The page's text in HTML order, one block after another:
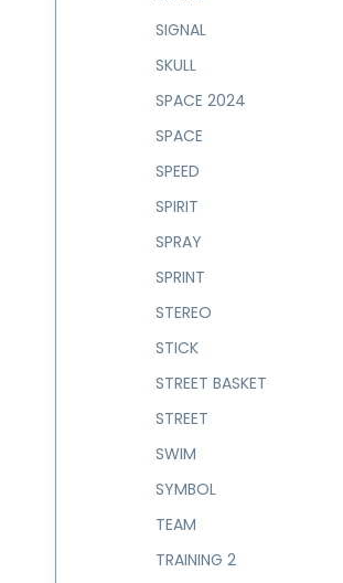
SIGNAL
SKULL
SPACE 2024
SPACE
SPEED
SPIRIT
SPRAY
SPRINT
STEREO
STICK
STREET BASKET
STREET
SWIM
SYMBOL
TEAM
TRAINING 2